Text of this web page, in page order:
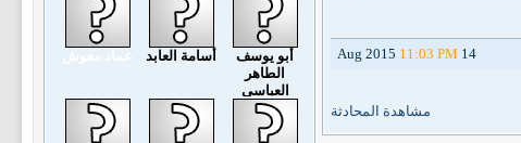
14 Aug 2015
11:03 PM
مشاهدة المحادثة
أبو يوسف
الطاهر
العباسي
أسامة العابد